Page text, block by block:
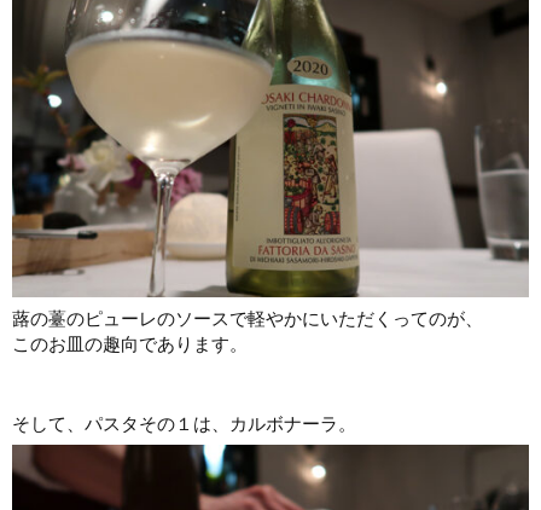
蕗の薹のピューレのソースで軽やかにいただくってのが、
このお皿の趣向であります。
そして、パスタその１は、カルボナーラ。